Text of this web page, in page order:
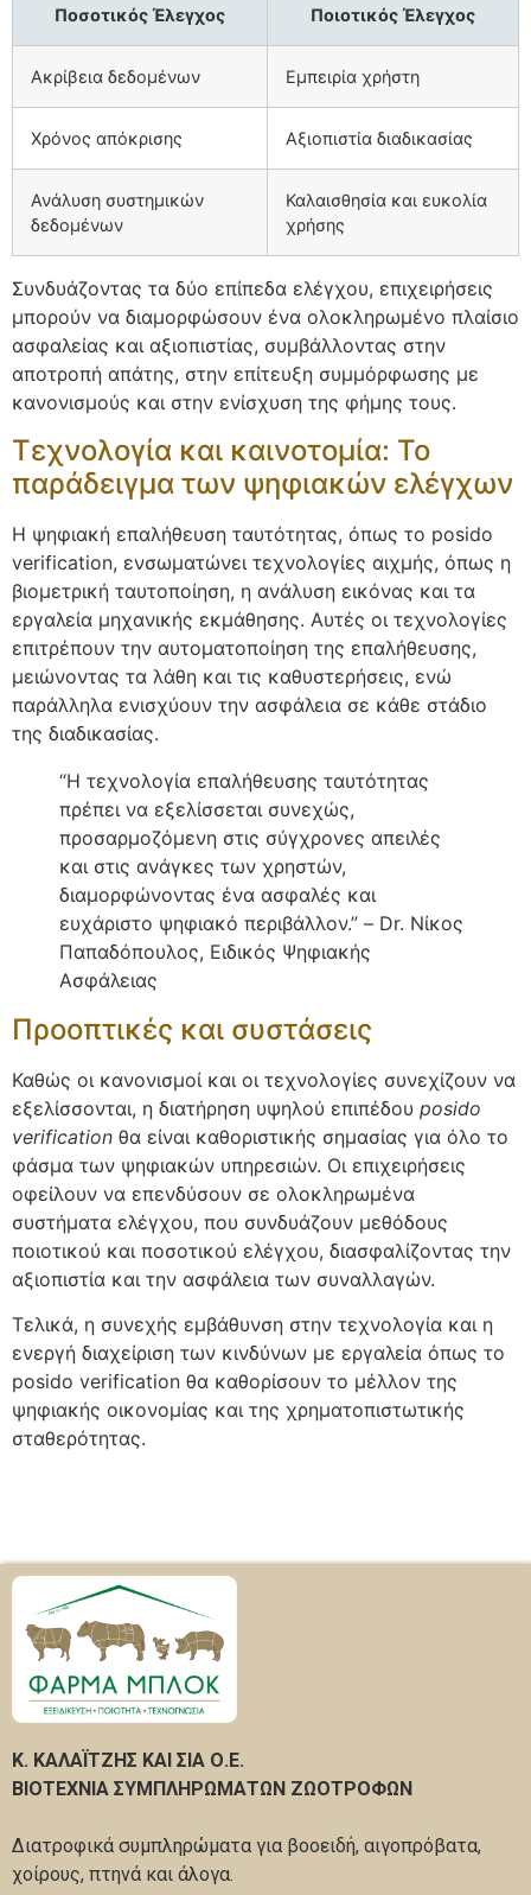
Ποσοτικός Έλεγχος Ποιοτικός Έλεγχος
Ακρίβεια δεδομένων Εμπειρία χρήστη
Χρόνος απόκρισης Αξιοπιστία διαδικασίας
Ανάλυση συστημικών
δεδομένων
Καλαισθησία και ευκολία
χρήσης
Συνδυάζοντας τα δύο επίπεδα ελέγχου, επιχειρήσεις
μπορούν να διαμορφώσουν ένα ολοκληρωμένο πλαίσιο
ασφαλείας και αξιοπιστίας, συμβάλλοντας στην
αποτροπή απάτης, στην επίτευξη συμμόρφωσης με
κανονισμούς και στην ενίσχυση της φήμης τους.
Τεχνολογία και καινοτομία: Το
παράδειγμα των ψηφιακών ελέγχων
Η ψηφιακή επαλήθευση ταυτότητας, όπως το posido
verification, ενσωματώνει τεχνολογίες αιχμής, όπως η
βιομετρική ταυτοποίηση, η ανάλυση εικόνας και τα
εργαλεία μηχανικής εκμάθησης. Αυτές οι τεχνολογίες
επιτρέπουν την αυτοματοποίηση της επαλήθευσης,
μειώνοντας τα λάθη και τις καθυστερήσεις, ενώ
παράλληλα ενισχύουν την ασφάλεια σε κάθε στάδιο
της διαδικασίας.
“Η τεχνολογία επαλήθευσης ταυτότητας
πρέπει να εξελίσσεται συνεχώς,
προσαρμοζόμενη στις σύγχρονες απειλές
και στις ανάγκες των χρηστών,
διαμορφώνοντας ένα ασφαλές και
ευχάριστο ψηφιακό περιβάλλον.” – Dr. Νίκος
Παπαδόπουλος, Ειδικός Ψηφιακής
Ασφάλειας
Προοπτικές και συστάσεις
Καθώς οι κανονισμοί και οι τεχνολογίες συνεχίζουν να
εξελίσσονται, η διατήρηση υψηλού επιπέδου posido
verification θα είναι καθοριστικής σημασίας για όλο το
φάσμα των ψηφιακών υπηρεσιών. Οι επιχειρήσεις
οφείλουν να επενδύσουν σε ολοκληρωμένα
συστήματα ελέγχου, που συνδυάζουν μεθόδους
ποιοτικού και ποσοτικού ελέγχου, διασφαλίζοντας την
αξιοπιστία και την ασφάλεια των συναλλαγών.
Τελικά, η συνεχής εμβάθυνση στην τεχνολογία και η
ενεργή διαχείριση των κινδύνων με εργαλεία όπως το
posido verification θα καθορίσουν το μέλλον της
ψηφιακής οικονομίας και της χρηματοπιστωτικής
σταθερότητας.
Κ. ΚΑΛΑΪΤΖΗΣ ΚΑΙ ΣΙΑ Ο.Ε.
ΒΙΟΤΕΧΝΙΑ ΣΥΜΠΛΗΡΩΜΑΤΩΝ ΖΩΟΤΡΟΦΩΝ
Διατροφικά συμπληρώματα για βοοειδή, αιγοπρόβατα,
χοίρους, πτηνά και άλογα.